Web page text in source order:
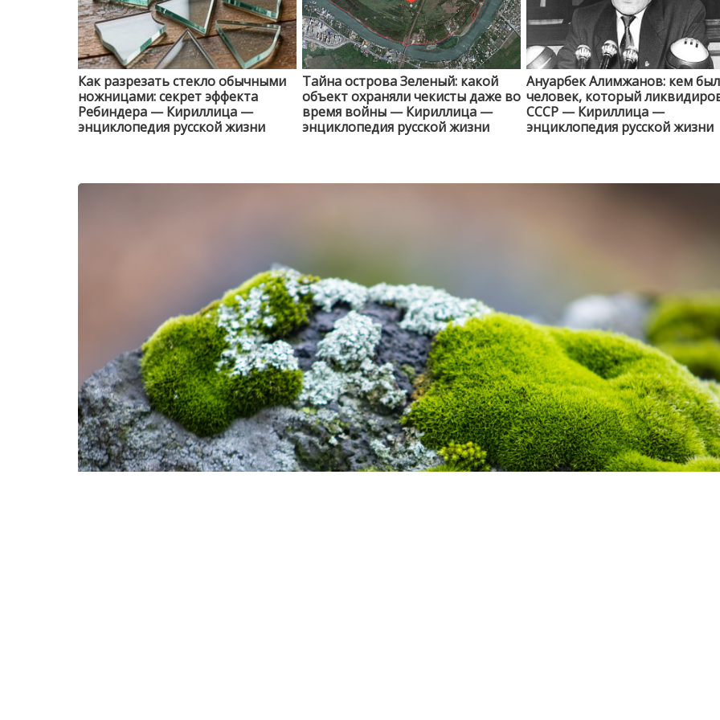
Как разрезать стекло обычными
ножницами: секрет эффекта
Ребиндера — Кириллица —
энциклопедия русской жизни
Тайна острова Зеленый: какой
объект охраняли чекисты даже во
время войны — Кириллица —
энциклопедия русской жизни
Ануарбек Алимжанов: кем был
человек, который
СССР — Кириллица —
энциклопедия русской жизни